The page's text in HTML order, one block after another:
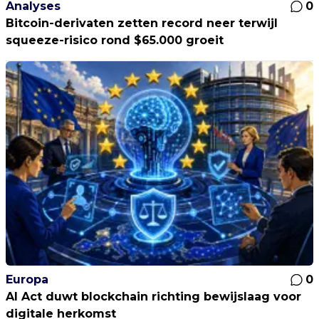
Analyses
0
Bitcoin-derivaten zetten record neer terwijl
squeeze-risico rond $65.000 groeit
Europa
0
AI Act duwt blockchain richting bewijslaag voor
digitale herkomst